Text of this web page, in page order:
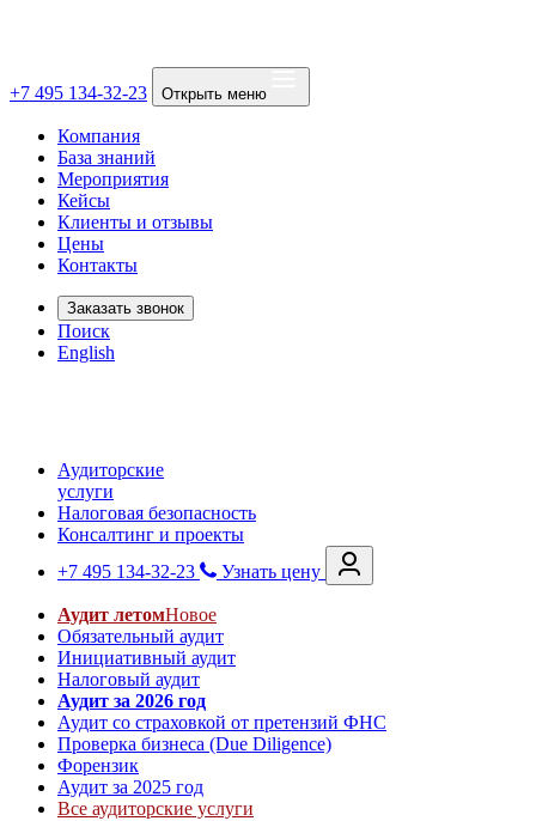
+7 495 134-32-23 Открыть меню
Компания
База знаний
Мероприятия
Кейсы
Клиенты и отзывы
Цены
Контакты
Заказать звонок
Поиск
English
Аудиторские
услуги
Налоговая безопасность
Консалтинг и проекты
+7 495 134-32-23
Узнать цену
Аудит летомНовое
Обязательный аудит
Инициативный аудит
Налоговый аудит
Аудит за 2026 год
Аудит со страховкой от претензий ФНС
Проверка бизнеса (Due Diligence)
Форензик
Аудит за 2025 год
Все аудиторские услуги